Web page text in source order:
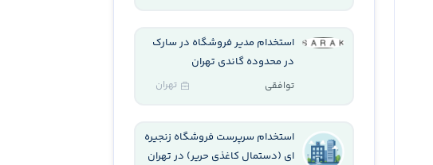
استخدام مدیر فروشگاه در سارک
در محدوده گاندی تهران
توافقی تهران
استخدام سرپرست فروشگاه زنجیره
ای (دستمال کاغذی حریر) در تهران